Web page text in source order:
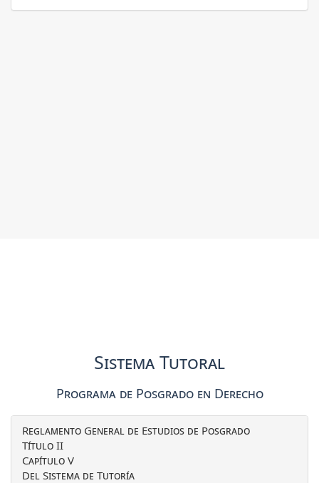
Sistema Tutoral
Programa de Posgrado en Derecho
Reglamento General de Estudios de Posgrado
Título II
Capítulo V
Del Sistema de Tutoría